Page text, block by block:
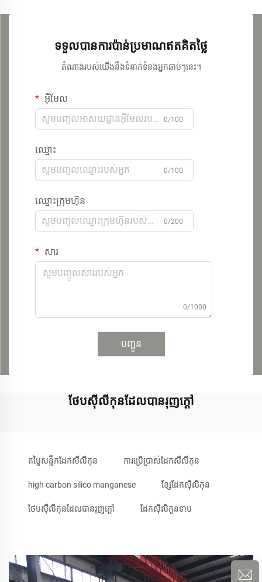
ទទួលបានការប៉ាន់ប្រមាណឥតគិតថ្លៃ
តំណាងរបស់យើងនឹងទំនាក់ទំនងអ្នកឆាប់ៗនេះ។
អ៊ីមែល
0/100
ឈ្មោះ
0/100
ឈ្មោះក្រុមហ៊ុន
0/200
សារ
0/1000
បញ្ជូន
ថែបសុីលីកុនដែលបានរុញក្តៅ
តម្លៃសន្លឹកដែកសីលីកុន ការប្រើប្រាស់ដែកសីលីកុន
high carbon silico manganese ខ្សែដែកស៊ីលីកុន
ថែបសុីលីកុនដែលបានរុញក្តៅ ដែកស៊ីលីកូនទាប